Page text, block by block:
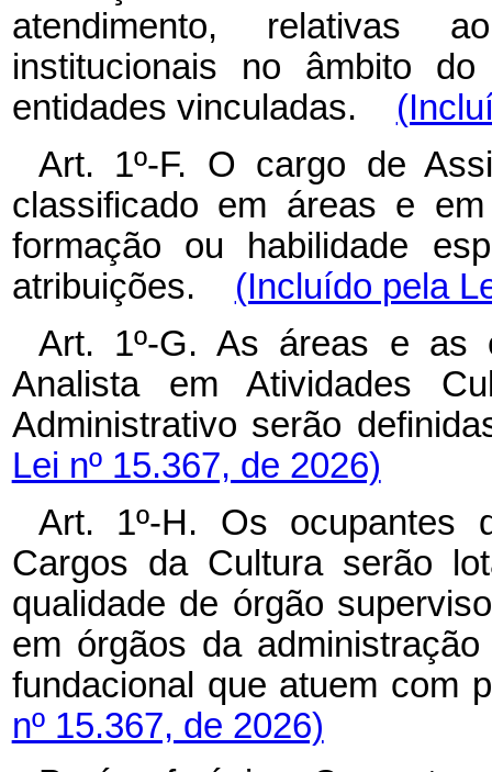
atendimento, relativas
institucionais no âmbito
entidades vinculadas.
Art. 1º-F. O cargo de
classificado em áreas e
formação ou habilidade
atribuições. (Incluído pela
Art. 1º-G. As áreas e as
Analista em Atividades
Administrativo serão
Lei nº 15.367, de 2026)
Art. 1º-H. Os ocupantes
Cargos da Cultura serão
qualidade de órgão
em órgãos da
fundacional que atuem
nº 15.367, de 2026)